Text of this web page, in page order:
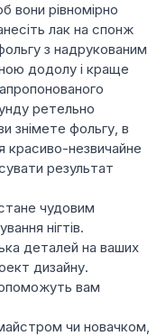
вони рівномірно
лак на спонж
з надрукованим
додолу і краще
ретельно
знімете фольгу, в
красиво-незвичайне
результат
чудовим
нігтів.
деталей на ваших
дизайну.
вам
чи новачком,